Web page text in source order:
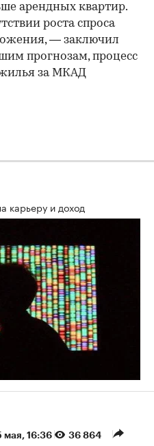
арендных квартир.
роста спроса
— заключил
прогнозам, процесс
за МКАД
карьеру и доход
мая, 16:36 36 864